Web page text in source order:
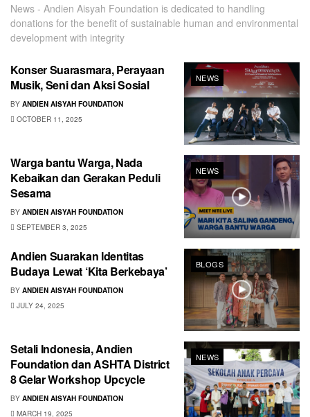
News - Andien Aisyah Foundation is dedicated to handling
donations for the benefit of sustainable human and environmental
development with integrity
NEWS
Konser Suarasmara, Perayaan
Musik, Seni dan Aksi Sosial
BY ANDIEN AISYAH FOUNDATION
OCTOBER 11, 2025
NEWS
Warga bantu Warga, Nada
Kebaikan dan Gerakan Peduli
Sesama
BY ANDIEN AISYAH FOUNDATION
SEPTEMBER 3, 2025
BLOGS
Andien Suarakan Identitas
Budaya Lewat ‘Kita Berkebaya’
BY ANDIEN AISYAH FOUNDATION
JULY 24, 2025
NEWS
Setali Indonesia, Andien
Foundation dan ASHTA District
8 Gelar Workshop Upcycle
BY ANDIEN AISYAH FOUNDATION
MARCH 19, 2025